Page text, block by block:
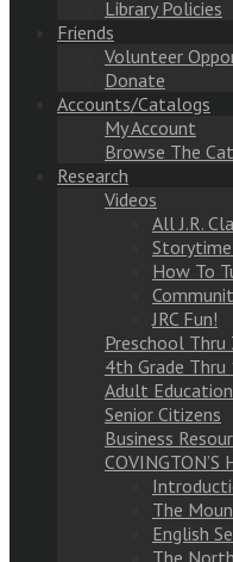
Library Policies
Friends
Volunteer
Donate
Accounts/Catalogs
My Account
Browse The
Research
Videos
All J.R.
How To
JRC Fun!
Preschool Thru
4th Grade Thru
Adult Education
Senior Citizens
Business
COVINGTON’S
The
English